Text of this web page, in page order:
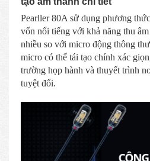
Pearller 80A sử dụng phương
vốn nổi tiếng với khả năng thu
nhiều so với micro động thông
micro có thể tái tạo chính xác
trường họp hành và thuyết trình
tuyệt đối.